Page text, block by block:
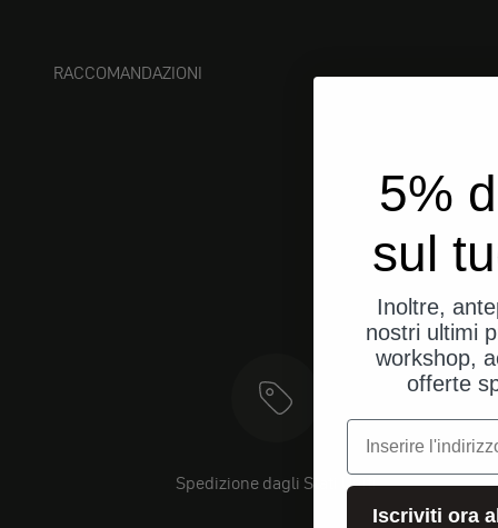
RACCOMANDAZIONI
Spedizione dagli Stati Uniti
5%
sul
Inoltre,
nostri ultimi
workshop,
offerte
e-mail
Iscriviti ora